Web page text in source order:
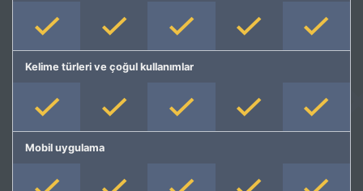
Kelime türleri ve çoğul kullanımlar
Mobil uygulama